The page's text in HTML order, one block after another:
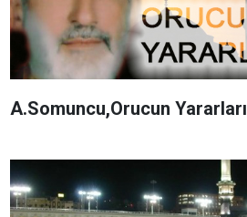
A.Somuncu,Orucun Yararları